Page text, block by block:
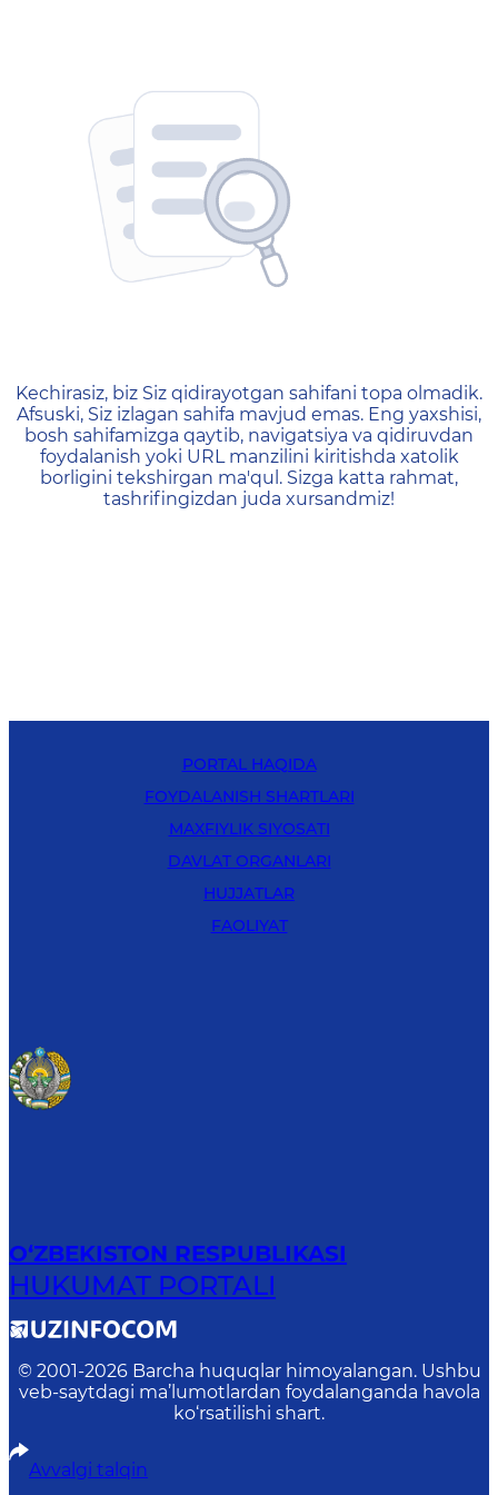
404 — Страница не
Kechirasiz, biz Siz qidirayotgan sahifani topa olmadik.
Afsuski, Siz izlagan sahifa mavjud emas. Eng yaxshisi,
bosh sahifamizga qaytib, navigatsiya va qidiruvdan
foydalanish yoki URL manzilini kiritishda xatolik
borligini tekshirgan ma'qul. Sizga katta rahmat,
tashrifingizdan juda xursandmiz!
PORTAL HAQIDA
FOYDALANISH SHARTLARI
MAXFIYLIK SIYOSATI
DAVLAT ORGANLARI
HUJJATLAR
FAOLIYAT
O‘ZBEKISTON RESPUBLIKASI
HUKUMAT PORTALI
© 2001-2026 Barcha huquqlar himoyalangan. Ushbu
veb-saytdagi ma’lumotlardan foydalanganda havola
ko‘rsatilishi shart.
Avvalgi talqin